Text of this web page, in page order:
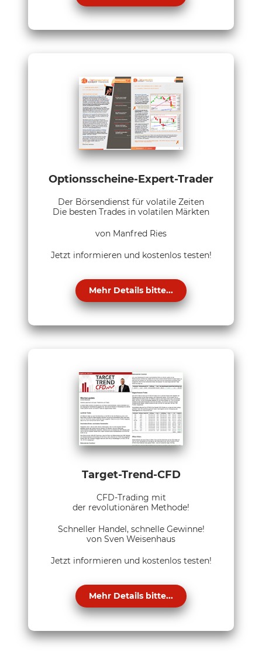
Optionsscheine-Expert-Trader
Der Börsendienst für volatile Zeiten
Die besten Trades in volatilen Märkten
von Manfred Ries
Jetzt informieren und kostenlos testen!
Mehr Details bitte...
Target-Trend-CFD
CFD-Trading mit
der revolutionären Methode!
Schneller Handel, schnelle Gewinne!
von Sven Weisenhaus
Jetzt informieren und kostenlos testen!
Mehr Details bitte...